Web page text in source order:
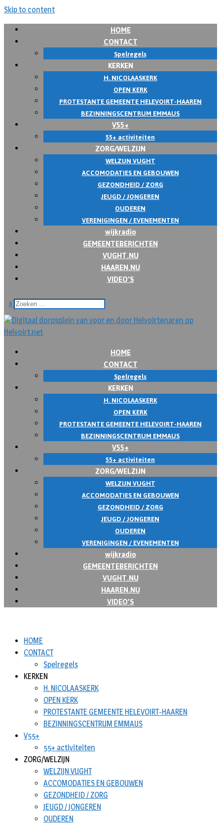
Skip to content
HOME
CONTACT
Spelregels
KERKEN
H. NICOLAASKERK
OPEN KERK
PROTESTANTE GEMEENTE HELEVOIRT-HAAREN
BEZINNINGSCENTRUM EMMAUS
V55+
55+ activiteiten
ZORG/WELZIJN
WELZIJN VUGHT
ACCOMODATIES EN GEBOUWEN
GEZONDHEID / ZORG
JEUGD / JONGEREN
OUDEREN
VERENIGINGEN / EVENEMENTEN
wijkradio
GEMEENTEBERICHTEN
VUGHT.NU
HAAREN.NU
VIDEO’S
x
HOME
CONTACT
Spelregels
KERKEN
H. NICOLAASKERK
OPEN KERK
PROTESTANTE GEMEENTE HELEVOIRT-HAAREN
BEZINNINGSCENTRUM EMMAUS
V55+
55+ activiteiten
ZORG/WELZIJN
WELZIJN VUGHT
ACCOMODATIES EN GEBOUWEN
GEZONDHEID / ZORG
JEUGD / JONGEREN
OUDEREN
VERENIGINGEN / EVENEMENTEN
wijkradio
GEMEENTEBERICHTEN
VUGHT.NU
HAAREN.NU
VIDEO’S
HOME
CONTACT
Spelregels
KERKEN
H. NICOLAASKERK
OPEN KERK
PROTESTANTE GEMEENTE HELEVOIRT-HAAREN
BEZINNINGSCENTRUM EMMAUS
V55+
55+ activiteiten
ZORG/WELZIJN
WELZIJN VUGHT
ACCOMODATIES EN GEBOUWEN
GEZONDHEID / ZORG
JEUGD / JONGEREN
OUDEREN